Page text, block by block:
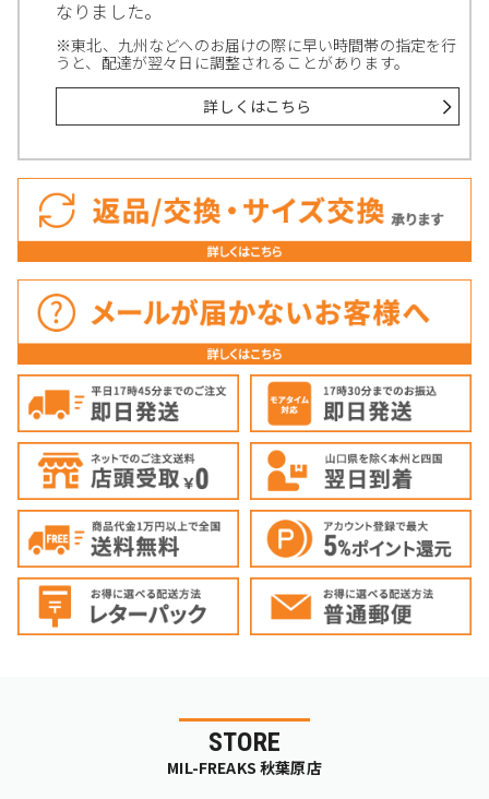
なりました。
※東北、九州などへのお届けの際に早い時間帯の指定を行
うと、配達が翌々日に調整されることがあります。
詳しくはこちら
STORE
MIL-FREAKS 秋葉原店